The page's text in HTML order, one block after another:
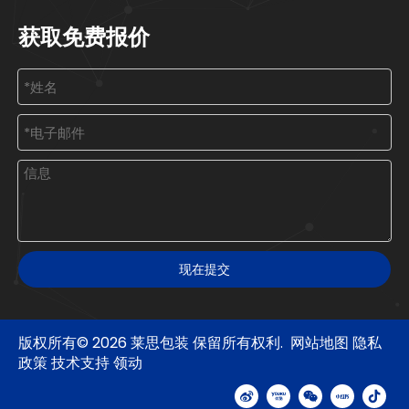
获取免费报价
现在提交
版权所有©2026莱思包装 保留所有权利. 网站地图 隐私
政策技术支持领动